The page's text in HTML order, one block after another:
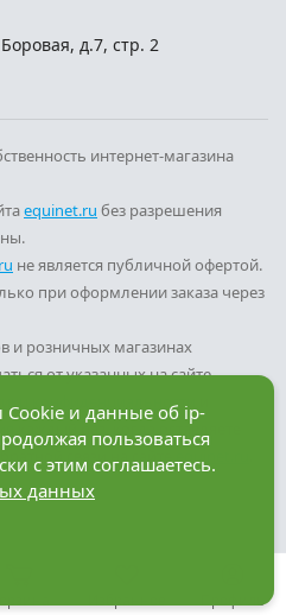
Профиль
д.7, стр. 2
интернет-магазина
equinet.ru без разрешения
не является публичной офертой.
при оформлении заказа через
и розничных магазинах
от указанных на сайте.
конфиденциальности
каждый раз, когда оставляете
связи на сайте
Cookie и данные об ip-
пользоваться
с этим соглашаетесь.
данных